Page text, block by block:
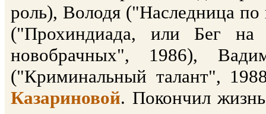
роль), Володя ("Наследница
("Прохиндиада, или Бег
новобрачных", 1986),
("Криминальный талант",
Казариновой. Покончил